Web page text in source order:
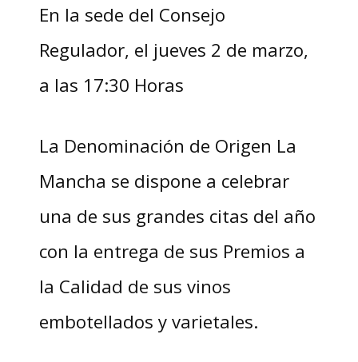
En la sede del Consejo
Regulador, el jueves 2 de marzo,
a las 17:30 Horas
La Denominación de Origen La
Mancha se dispone a celebrar
una de sus grandes citas del año
con la entrega de sus Premios a
la Calidad de sus vinos
embotellados y varietales.